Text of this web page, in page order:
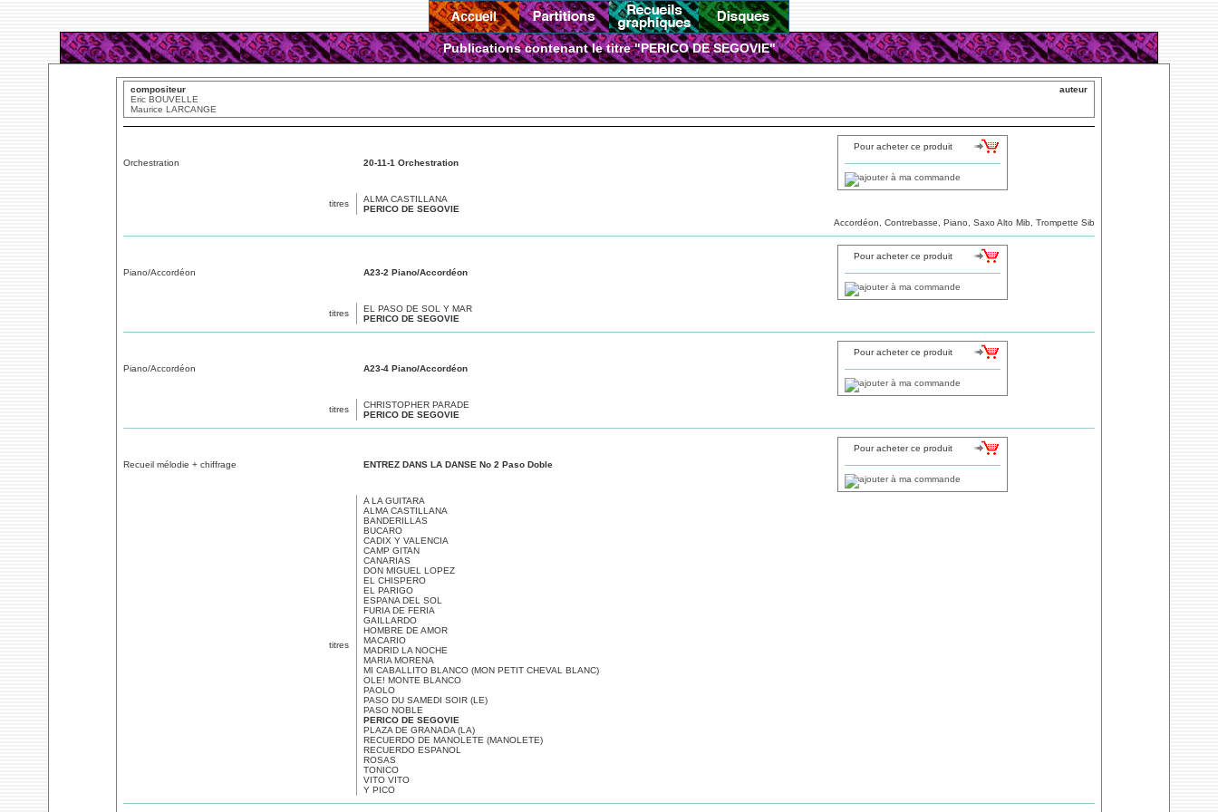
Publications contenant le titre "PERICO DE SEGOVIE"
compositeur
Eric BOUVELLE
Maurice LARCANGE
auteur
Orchestration 20-11-1 Orchestration
Pour acheter ce produit
titres
ALMA CASTILLANA
PERICO DE SEGOVIE
Accordéon, Contrebasse, Piano, Saxo Alto Mib, Trompette Sib
Piano/Accordéon A23-2 Piano/Accordéon
Pour acheter ce produit
titres
EL PASO DE SOL Y MAR
PERICO DE SEGOVIE
Piano/Accordéon A23-4 Piano/Accordéon
Pour acheter ce produit
titres
CHRISTOPHER PARADE
PERICO DE SEGOVIE
Recueil mélodie + chiffrage ENTREZ DANS LA DANSE No 2 Paso Doble
Pour acheter ce produit
titres
A LA GUITARA
ALMA CASTILLANA
BANDERILLAS
BUCARO
CADIX Y VALENCIA
CAMP GITAN
CANARIAS
DON MIGUEL LOPEZ
EL CHISPERO
EL PARIGO
ESPANA DEL SOL
FURIA DE FERIA
GAILLARDO
HOMBRE DE AMOR
MACARIO
MADRID LA NOCHE
MARIA MORENA
MI CABALLITO BLANCO (MON PETIT CHEVAL BLANC)
OLE! MONTE BLANCO
PAOLO
PASO DU SAMEDI SOIR (LE)
PASO NOBLE
PERICO DE SEGOVIE
PLAZA DE GRANADA (LA)
RECUERDO DE MANOLETE (MANOLETE)
RECUERDO ESPANOL
ROSAS
TONICO
VITO VITO
Y PICO